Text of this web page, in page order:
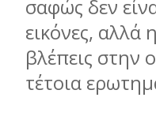
σαφώς δεν
εικόνες,
βλέπεις στην
τέτοια